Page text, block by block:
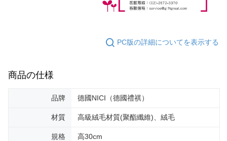
PC版の詳細についてを表示する
商品の仕様
品牌 德國NICI（德國禮祺）
材質 高級絨毛材質(聚酯纖維)、絨毛
規格 高30cm